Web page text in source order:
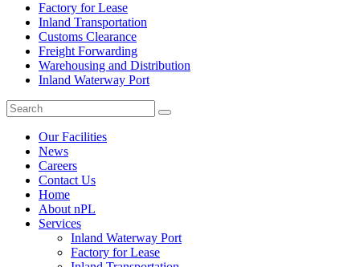
Factory for Lease
Inland Transportation
Customs Clearance
Freight Forwarding
Warehousing and Distribution
Inland Waterway Port
Our Facilities
News
Careers
Contact Us
Home
About nPL
Services
Inland Waterway Port
Factory for Lease